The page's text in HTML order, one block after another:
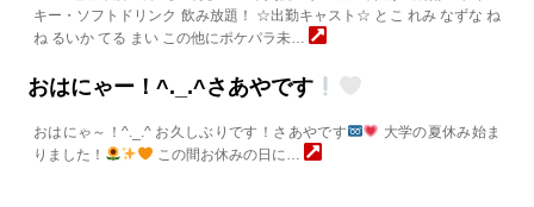
キー・ソフトドリンク 飲み放題！ ☆出勤キャスト☆ とこ れみ なずな ね
ね るいか てる まい この他にポケパラ未…
おはにゃー！^._.^さあやです
おはにゃ～！^._.^ お久しぶりです！さあやです
大学の夏休み始ま
りました！
この間お休みの日に…